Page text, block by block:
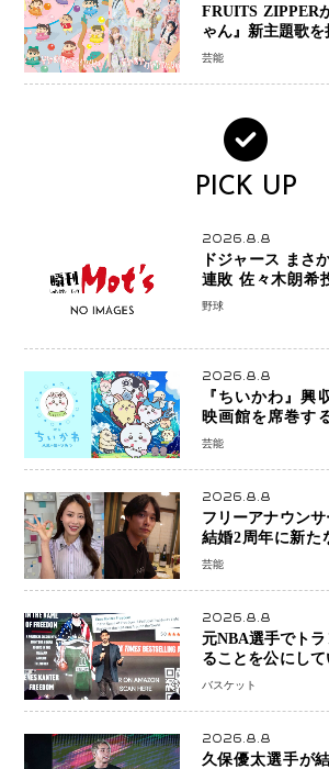
FRUITS ZIPPER
ゃん』新主題歌を
芸能
PICK UP
2026.8.8
ドジャース まさ
連敗 佐々木朗希
投も勝利届かず、
野球
2026.8.8
『ちいかわ』興
映画館を席巻す
ツ」の強さ スパ
芸能
2026.8.8
フリーアナウン
結婚2周年に新た
を報告 夫・岸田
芸能
2026.8.8
元NBA選手でト
ることを公にし
ーがWNBAドラ
の背景に女子ス
バスケット
2026.8.8
久保優太選手が